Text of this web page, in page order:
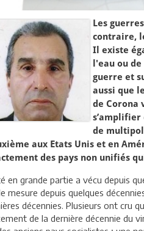
Les
contraire,
Il existe
l'eau ou
guerre et
aussi que
de Corona
s’amplifier
de
aux Etats Unis et en
des pays non unifiés
en grande partie a vécu depuis
mesure depuis quelques
décennies. Plusieurs ont cru
de la dernière décennie du